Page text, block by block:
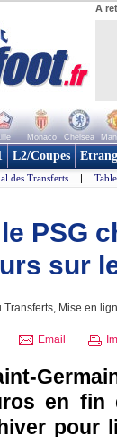
A
Monaco Chelsea
L2/Coupes
des Transferts |
PSG
sur
Transferts, Mise en
Email
en fin
pour